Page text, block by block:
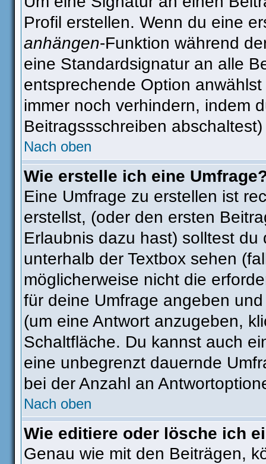
Profil erstellen. Wenn du eine
anhängen-Funktion während
eine Standardsignatur an alle
entsprechende Option
immer noch verhindern, indem
Beitragssschreiben abschaltest)
Nach oben
Wie erstelle ich eine
Eine Umfrage zu erstellen ist
erstellst, (oder den ersten
Erlaubnis dazu hast) solltest
unterhalb der Textbox sehen
möglicherweise nicht die
für deine Umfrage angeben
(um eine Antwort anzugeben,
Schaltfläche. Du kannst auch
eine unbegrenzt dauernde
bei der Anzahl an
Nach oben
Wie editiere oder lösche ich
Genau wie mit den Beiträgen,